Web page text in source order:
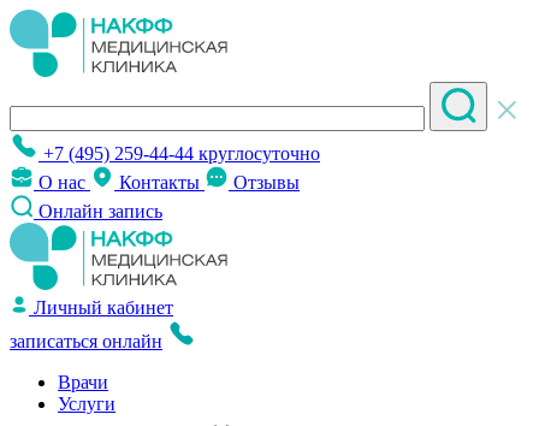
+7 (495) 259-44-44 круглосуточно
О нас
Контакты
Отзывы
Онлайн запись
Личный кабинет
записаться онлайн
Врачи
Услуги